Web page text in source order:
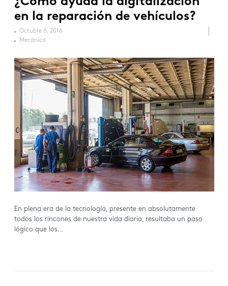
en la reparación de vehículos?
Octubre 6, 2016
Mecánica
En plena era de la tecnología, presente en absolutamente
todos los rincones de nuestra vida diaria, resultaba un paso
lógico que los…